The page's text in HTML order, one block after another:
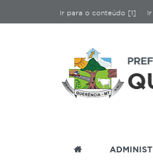
Ir para o conteúdo [1]